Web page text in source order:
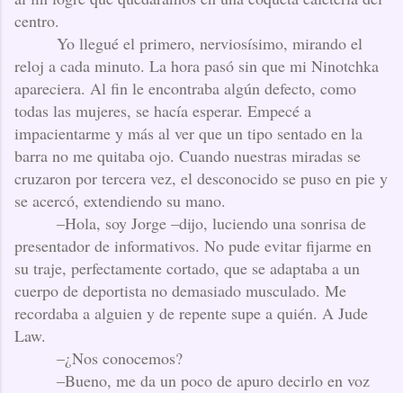
centro.
Yo llegué el primero, nerviosísimo, mirando el
reloj a cada minuto. La hora pasó sin que mi Ninotchka
apareciera. Al fin le encontraba algún defecto, como
todas las mujeres, se hacía esperar. Empecé a
impacientarme y más al ver que un tipo sentado en la
barra no me quitaba ojo. Cuando nuestras miradas se
cruzaron por tercera vez, el desconocido se puso en pie y
se acercó, extendiendo su mano.
–Hola, soy Jorge –dijo, luciendo una sonrisa de
presentador de informativos. No pude evitar fijarme en
su traje, perfectamente cortado, que se adaptaba a un
cuerpo de deportista no demasiado musculado. Me
recordaba a alguien y de repente supe a quién. A Jude
Law.
–¿Nos conocemos?
–Bueno, me da un poco de apuro decirlo en voz